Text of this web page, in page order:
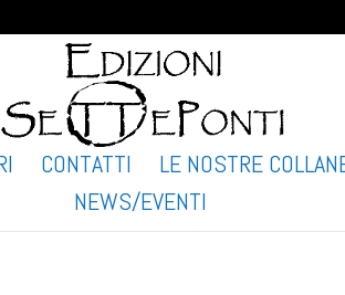
CONTATTI LE NOSTRE
NEWS/EVENTI